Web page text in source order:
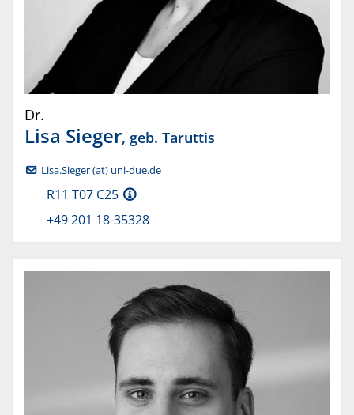
Dr.
Lisa Sieger, geb. Taruttis
Lisa.Sieger (at) uni-due.de
R11 T07 C25
+49 201 18-35328